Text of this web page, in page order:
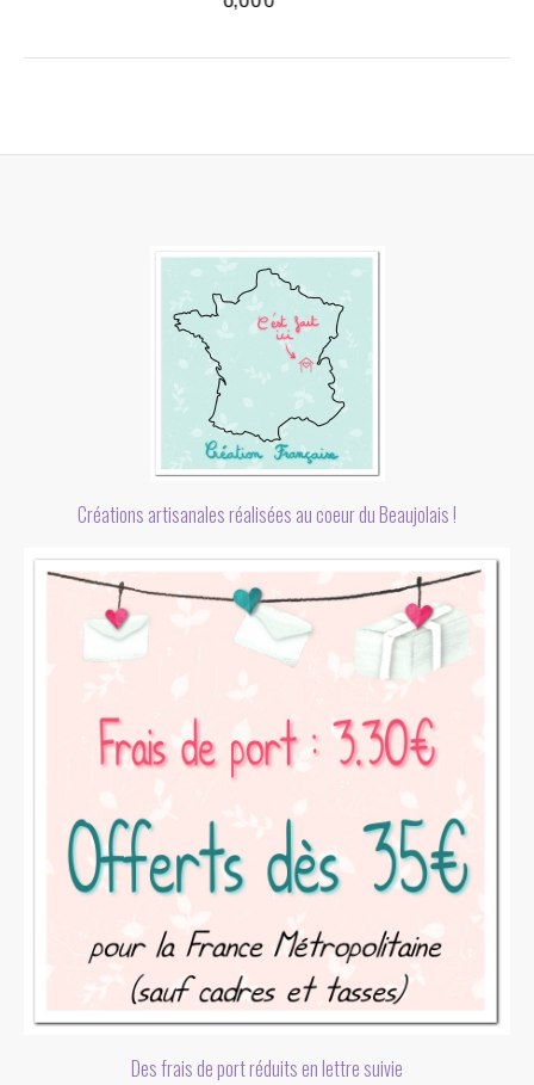
Créations artisanales réalisées au coeur du Beaujolais !
Des frais de port réduits en lettre suivie